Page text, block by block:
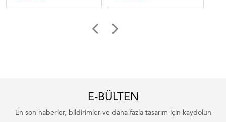
E-BÜLTEN
En son haberler, bildirimler ve daha fazla tasarım için kaydolun